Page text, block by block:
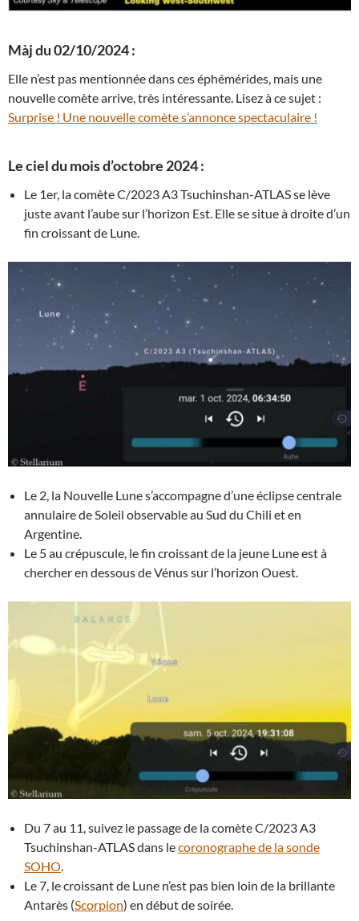
Màj du 02/10/2024 :
Elle n’est pas mentionnée dans ces éphémérides, mais une
nouvelle comète arrive, très intéressante. Lisez à ce sujet :
Surprise ! Une nouvelle comète s’annonce spectaculaire !
Le ciel du mois d’octobre 2024 :
Le 1er, la comète C/2023 A3 Tsuchinshan-ATLAS se lève
juste avant l’aube sur l’horizon Est. Elle se situe à droite d’un
fin croissant de Lune.
Le 2, la Nouvelle Lune s’accompagne d’une éclipse centrale
annulaire de Soleil observable au Sud du Chili et en
Argentine.
Le 5 au crépuscule, le fin croissant de la jeune Lune est à
chercher en dessous de Vénus sur l’horizon Ouest.
Du 7 au 11, suivez le passage de la comète C/2023 A3
Tsuchinshan-ATLAS dans lecoronographe de la sonde
SOHO.
Le 7, le croissant de Lune n’est pas bien loin de la brillante
Antarès (Scorpion) en début de soirée.